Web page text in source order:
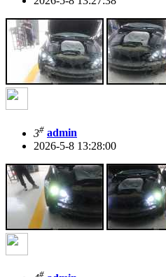
3# admin
2026-5-8 13:28:00
#